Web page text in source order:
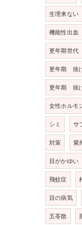
生理来ない
機能性出血
更年期世代
更年期 抜
更年期 抜
女性ホルモ
シミ サ
対策 紫
目がかゆい
飛蚊症
目の病気
五苓散